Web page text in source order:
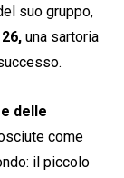
suo gruppo,
una sartoria
delle
come
il piccolo